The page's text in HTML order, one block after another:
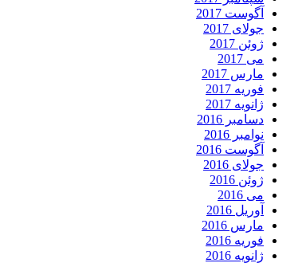
آگوست 2017
جولای 2017
ژوئن 2017
می 2017
مارس 2017
فوریه 2017
ژانویه 2017
دسامبر 2016
نوامبر 2016
آگوست 2016
جولای 2016
ژوئن 2016
می 2016
آوریل 2016
مارس 2016
فوریه 2016
ژانویه 2016